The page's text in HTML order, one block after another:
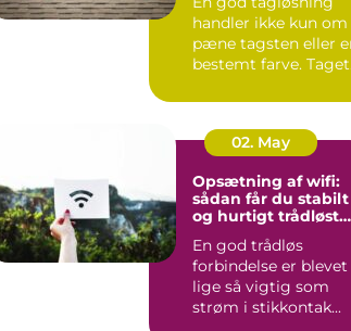
handler ikke kun om
pæne tagsten eller
bestemt farve. Taget
02. May
Opsætning af wifi:
sådan får du stabilt
og hurtigt trådløst
En god trådløs
forbindelse er blevet
lige så vigtig som
strøm i stikkontak...